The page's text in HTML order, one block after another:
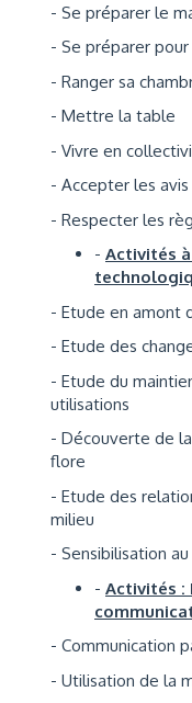
- Se préparer le
- Se préparer
- Ranger sa
- Mettre la table
- Vivre en
- Accepter les
- Respecter les
- Activités
- Etude en amont
- Etude des
- Etude du
utilisations
- Découverte de
flore
- Etude des
milieu
- Sensibilisation
- Activités :
- Communication
- Utilisation de la